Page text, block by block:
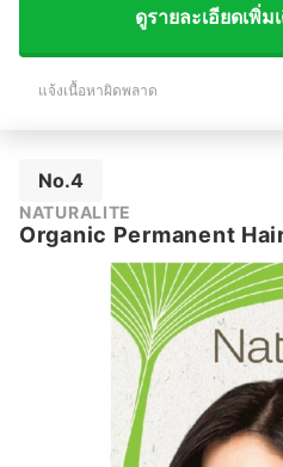
ดูรายละเอียดเพิ่ม
แจ้งเนื้อหาผิดพลาด
No.4
NATURALITE
Organic Permanent